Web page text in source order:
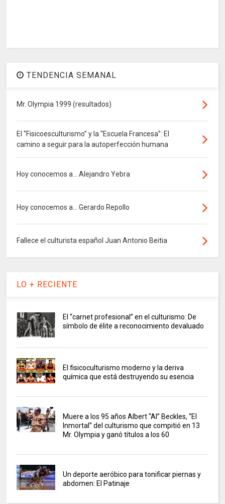
TENDENCIA SEMANAL
Mr. Olympia 1999 (resultados)
El “Fisicoesculturismo” y la “Escuela Francesa”: El
camino a seguir para la autoperfección humana
Hoy conocemos a... Alejandro Yebra
Hoy conocemos a... Gerardo Repollo
Fallece el culturista español Juan Antonio Beitia
LO + RECIENTE
El “carnet profesional” en el culturismo: De
símbolo de élite a reconocimiento devaluado
El fisicoculturismo moderno y la deriva
química que está destruyendo su esencia
Muere a los 95 años Albert “Al” Beckles, “El
Inmortal” del culturismo que compitió en 13
Mr. Olympia y ganó títulos a los 60
Un deporte aeróbico para tonificar piernas y
abdomen: El Patinaje